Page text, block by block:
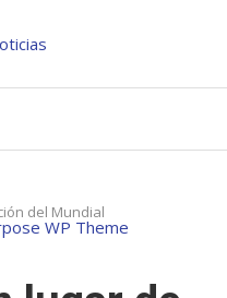
del Mundial